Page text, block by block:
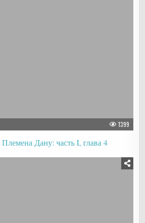
1399
Дану: часть I, глава 4